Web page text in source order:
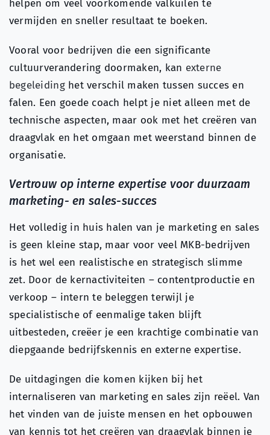
helpen om veel voorkomende valkuilen te
vermijden en sneller resultaat te boeken.
Vooral voor bedrijven die een significante
cultuurverandering doormaken, kan externe
begeleidinghet verschil maken tussen succes en
falen. Een goede coach helpt je niet alleen met de
technische aspecten, maar ook met het creëren van
draagvlak en het omgaan met weerstand binnen de
organisatie.
Vertrouw op interne expertise voor duurzaam
marketing- en sales-succes
Het volledig in huis halen van je marketing en sales
is geen kleine stap, maar voor veel MKB-bedrijven
is het wel een realistische en strategisch slimme
zet. Door de kernactiviteiten – contentproductie en
verkoop – intern te beleggen terwijl je
specialistische of eenmalige taken blijft
uitbesteden, creëer je een krachtige combinatie van
diepgaande bedrijfskennis en externe expertise.
De uitdagingen die komen kijken bij het
internaliseren van marketing en sales zijn reëel. Van
het vinden van de juiste mensen en het opbouwen
van kennis tot het creëren van draagvlak binnen je